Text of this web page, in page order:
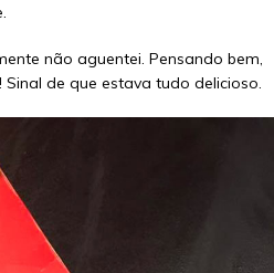
não aguentei. Pensando bem,
de que estava tudo delicioso.